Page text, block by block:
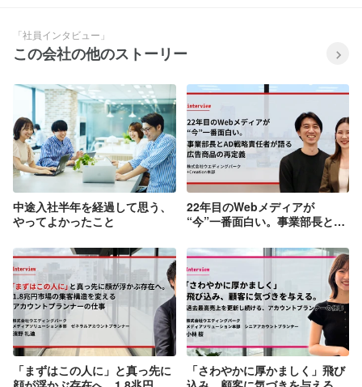
「社員インタビュー」
この会社の他のストーリー
中途入社半年を経過して思う、
やってよかったこと
22年目のWebメディアが
“今”一番面白い。事業部長と
品の再定義
「まずはこの人に」と真っ先に
「さわやかに厚かましく」飛び